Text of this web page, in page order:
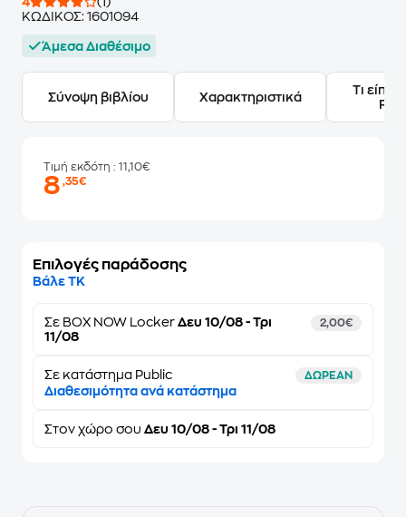
ΚΩΔΙΚΟΣ: 1601094
Άμεσα Διαθέσιμο
Σύνοψη βιβλίου Χαρακτηριστικά
Τι
Τιμή εκδότη : 11,10€
8,35€
Επιλογές παράδοσης
Βάλε ΤΚ
Σε BOX NOW Locker Δευ 10/08 - Τρι
11/08
2,00€
Σε κατάστημα Public ΔΩΡΕΑΝ
Διαθεσιμότητα ανά κατάστημα
Στον χώρο σου Δευ 10/08 - Τρι 11/08